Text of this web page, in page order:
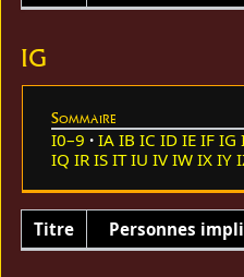
IG
Sommaire
I0–9 IA IB IC ID IE IF IG
IQ IR IS IT IU IV IW IX IY
Titre Personnes